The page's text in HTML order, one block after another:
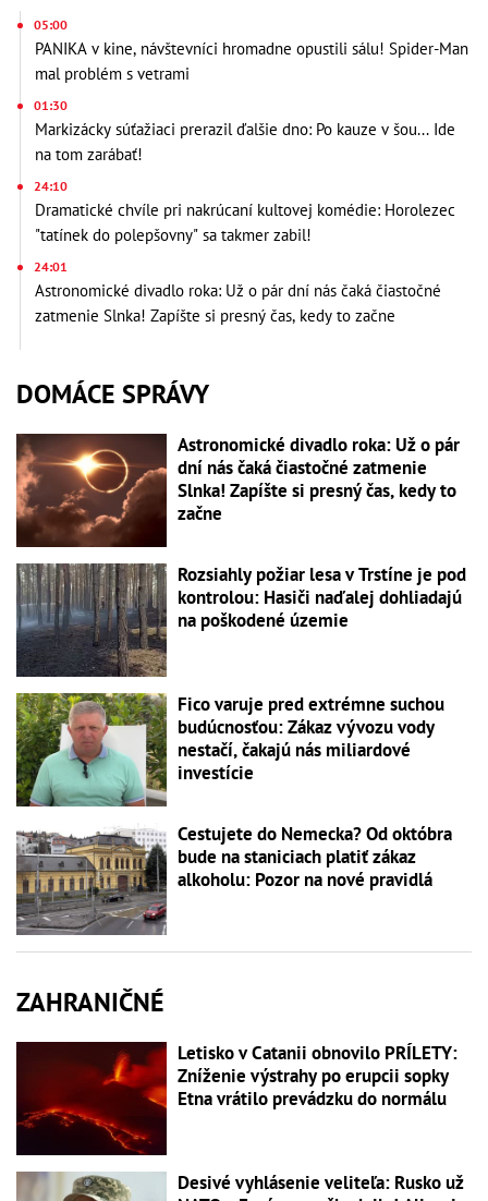
05:00
PANIKA v kine, návštevníci hromadne opustili sálu! Spider-Man
mal problém s vetrami
01:30
Markizácky súťažiaci prerazil ďalšie dno: Po kauze v šou... Ide
na tom zarábať!
24:10
Dramatické chvíle pri nakrúcaní kultovej komédie: Horolezec
"tatínek do polepšovny" sa takmer zabil!
24:01
Astronomické divadlo roka: Už o pár dní nás čaká čiastočné
zatmenie Slnka! Zapíšte si presný čas, kedy to začne
DOMÁCE SPRÁVY
Astronomické divadlo roka: Už o pár
dní nás čaká čiastočné zatmenie
Slnka! Zapíšte si presný čas, kedy to
začne
Rozsiahly požiar lesa v Trstíne je pod
kontrolou: Hasiči naďalej dohliadajú
na poškodené územie
Fico varuje pred extrémne suchou
budúcnosťou: Zákaz vývozu vody
nestačí, čakajú nás miliardové
investície
Cestujete do Nemecka? Od októbra
bude na staniciach platiť zákaz
alkoholu: Pozor na nové pravidlá
ZAHRANIČNÉ
Letisko v Catanii obnovilo PRÍLETY:
Zníženie výstrahy po erupcii sopky
Etna vrátilo prevádzku do normálu
Desivé vyhlásenie veliteľa: Rusko už